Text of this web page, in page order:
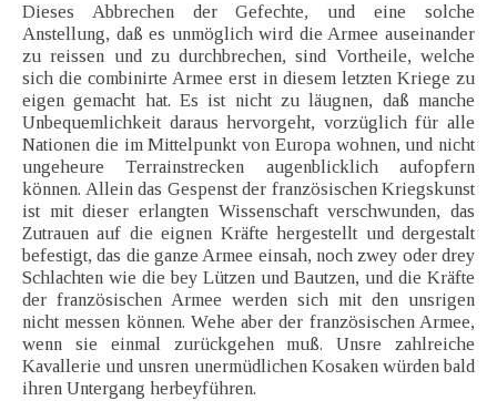
Dieses Abbrechen der Gefechte, und eine solche
Anstellung, daß es unmöglich wird die Armee auseinander
zu reissen und zu durchbrechen, sind Vortheile, welche
sich die combinirte Armee erst in diesem letzten Kriege zu
eigen gemacht hat. Es ist nicht zu läugnen, daß manche
Unbequemlichkeit daraus hervorgeht, vorzüglich für alle
Nationen die im Mittelpunkt von Europa wohnen, und nicht
ungeheure Terrainstrecken augenblicklich aufopfern
können. Allein das Gespenst der französischen Kriegskunst
ist mit dieser erlangten Wissenschaft verschwunden, das
Zutrauen auf die eignen Kräfte hergestellt und dergestalt
befestigt, das die ganze Armee einsah, noch zwey oder drey
Schlachten wie die bey Lützen und Bautzen, und die Kräfte
der französischen Armee werden sich mit den unsrigen
nicht messen können. Wehe aber der französischen Armee,
wenn sie einmal zurückgehen muß. Unsre zahlreiche
Kavallerie und unsren unermüdlichen Kosaken würden bald
ihren Untergang herbeyführen.